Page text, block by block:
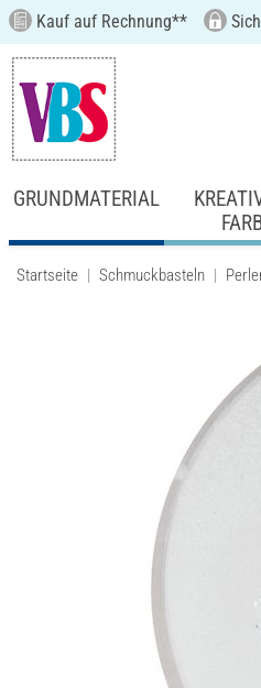
Kauf auf Rechnung**
GRUNDMATERIAL
Startseite Schmuckbasteln